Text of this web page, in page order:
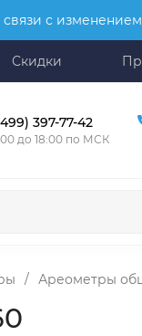
с
Скидки
397-77-42
до 18:00 по МСК
/ Ареометры